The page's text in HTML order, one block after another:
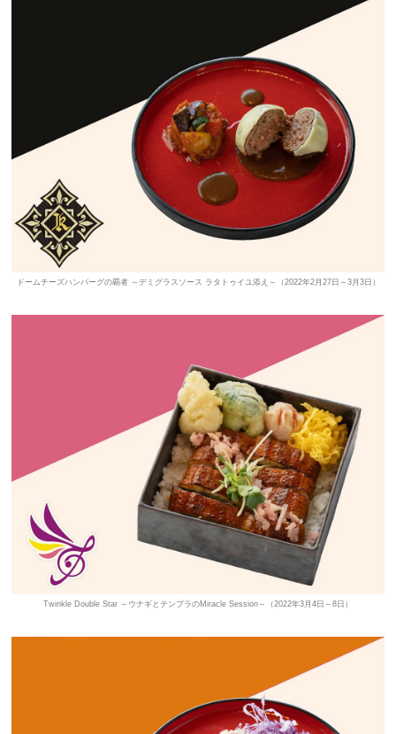
ドームチーズハンバーグの覇者 ～デミグラスソース ラタトゥイユ添え～（2022年2月27日～3月3日）
Twinkle Double Star ～ウナギとテンプラのMiracle Session～（2022年3月4日～8日）